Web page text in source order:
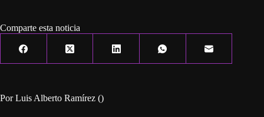
Comparte esta noticia
Por Luis Alberto Ramírez ()